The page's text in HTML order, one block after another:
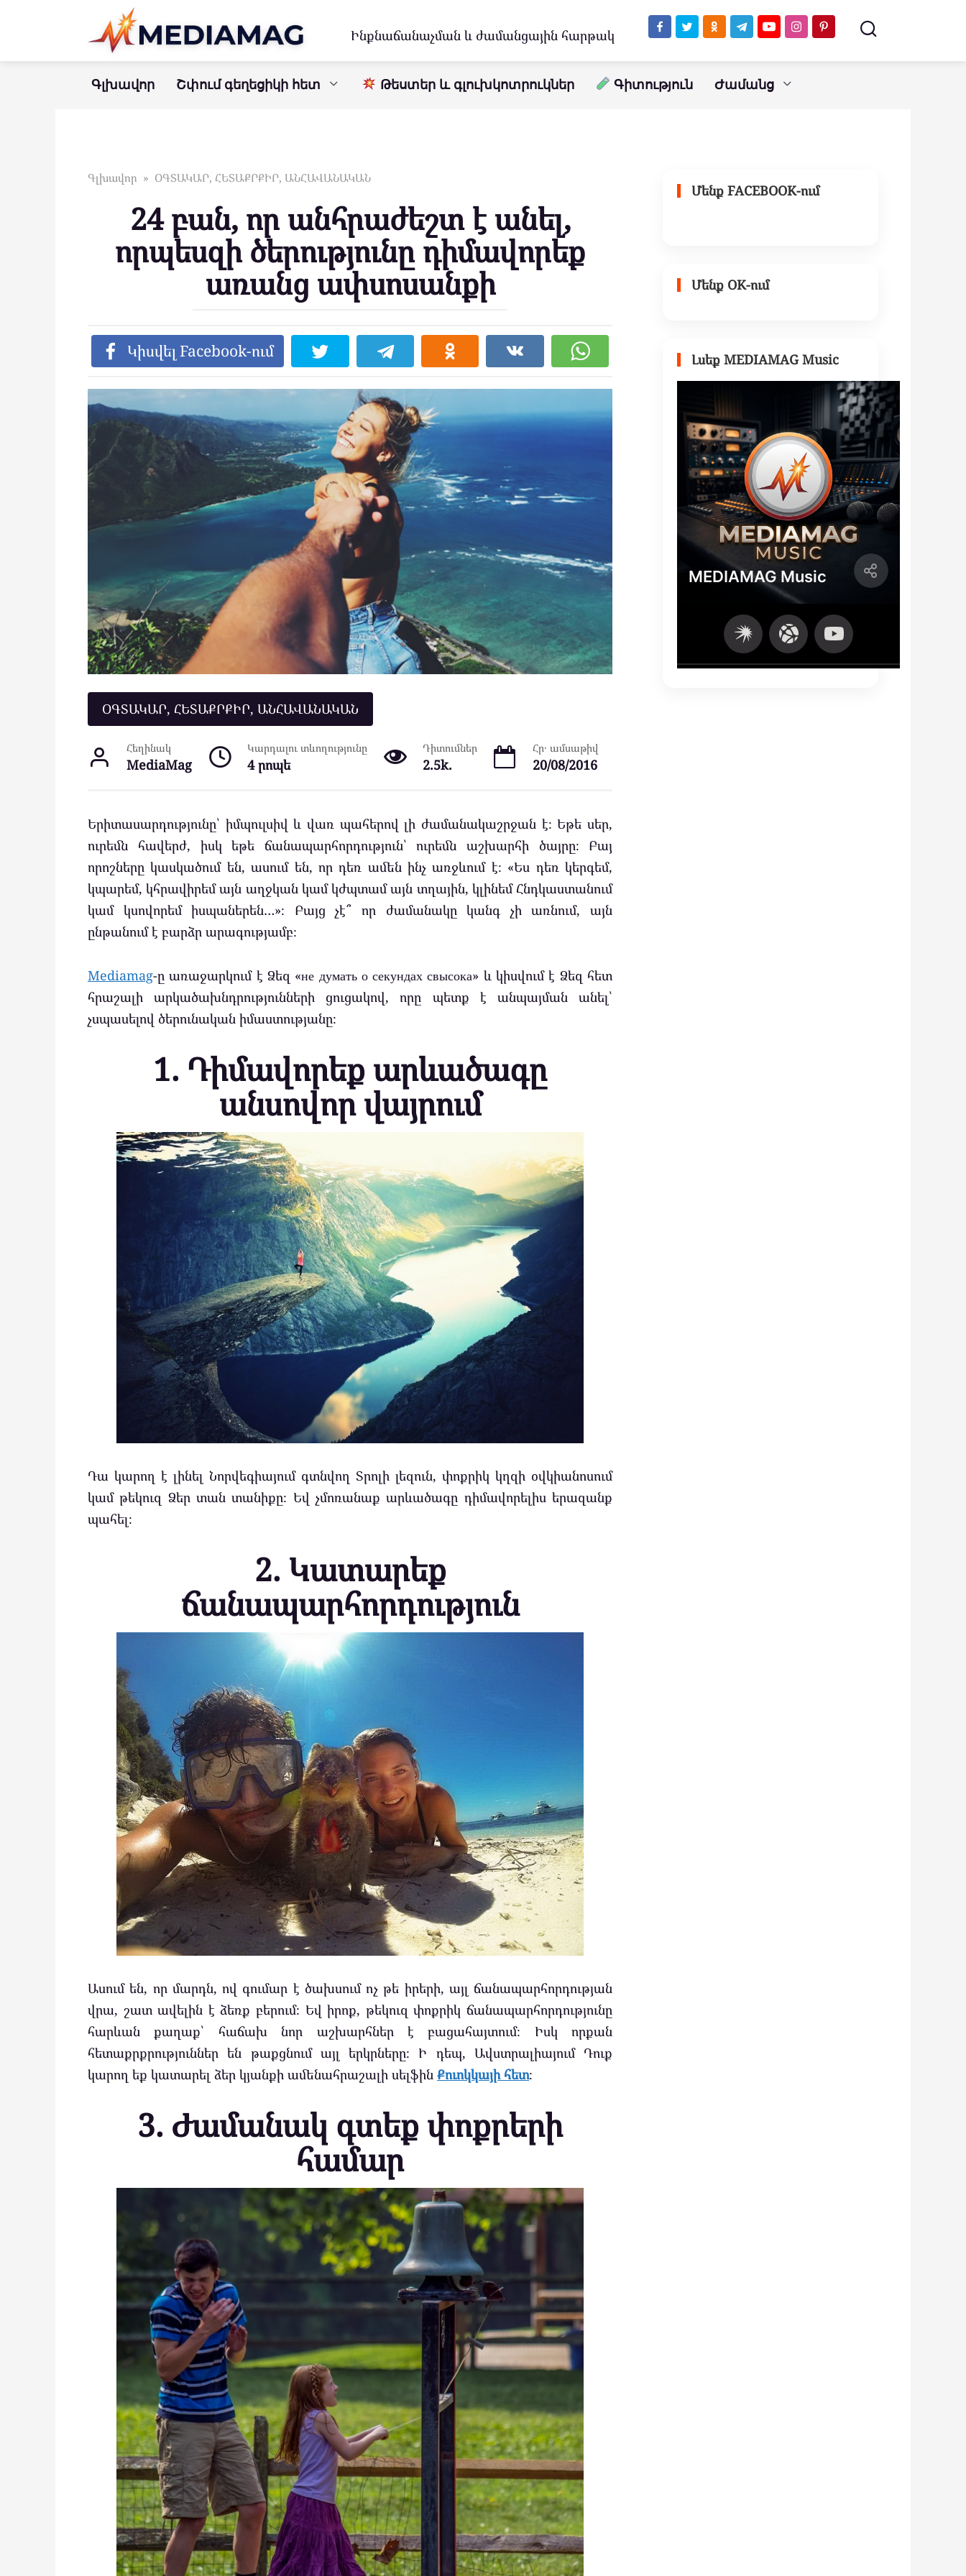
Ինքնաճանաչման և ժամանցային հարթակ
Գլխավոր Շփում գեղեցիկի հետ Թեստեր և գլուխկոտրուկներ Գիտություն Ժամանց
Գլխավոր » ՕԳՏԱԿԱՐ, ՀԵՏԱՔՐՔԻՐ, ԱՆՀԱՎԱՆԱԿԱՆ
24 բան, որ անհրաժեշտ է անել,
որպեսզի ծերությունը դիմավորեք
առանց ափսոսանքի
Կիսվել Facebook-ում
ՕԳՏԱԿԱՐ, ՀԵՏԱՔՐՔԻՐ, ԱՆՀԱՎԱՆԱԿԱՆ
Հեղինակ
MediaMag
Կարդալու տևողությունը
4 րոպե
Դիտումներ
2.5k.
Հր․ ամսաթիվ
20/08/2016
Երիտասարդությունը՝ իմպուլսիվ և վառ պահերով լի ժամանակաշրջան է։ Եթե սեր,
ուրեմն հավերժ, իսկ եթե ճանապարհորդություն՝ ուրեմն աշխարհի ծայրը։ Բայ
որոշները կասկածում են, ասում են, որ դեռ ամեն ինչ առջևում է։ «Ես դեռ կերգեմ,
կպարեմ, կհրավիրեմ այն աղջկան կամ կժպտամ այն տղային, կլինեմ Հնդկաստանում
կամ կսովորեմ իսպաներեն…»։ Բայց չէ՞ որ ժամանակը կանգ չի առնում, այն
ընթանում է բարձր արագությամբ։
Mediamag-ը առաջարկում է Ձեզ «не думать о секундах свысока» և կիսվում է Ձեզ հետ
հրաշալի արկածախնդրությունների ցուցակով, որը պետք է անպայման անել՝
չսպասելով ծերունական իմաստությանը։
1. Դիմավորեք արևածագը
անսովոր վայրում
Դա կարող է լինել Նորվեգիայում գտնվող Տրոլի լեզուն, փոքրիկ կղզի օվկիանոսում
կամ թեկուզ Ձեր տան տանիքը։ Եվ չմոռանաք արևածագը դիմավորելիս երազանք
պահել։
2. Կատարեք
ճանապարհորդություն
Ասում են, որ մարդն, ով գումար է ծախսում ոչ թե իրերի, այլ ճանապարհորդության
վրա, շատ ավելին է ձեռք բերում։ Եվ իրոք, թեկուզ փոքրիկ ճանապարհորդությունը
հարևան քաղաք՝ հաճախ նոր աշխարհներ է բացահայտում։ Իսկ որքան
հետաքրքրություններ են թաքցնում այլ երկրները։ Ի դեպ, Ավստրալիայում Դուք
կարող եք կատարել ձեր կյանքի ամենահրաշալի սելֆին Քուոկկայի հետ։
3. Ժամանակ գտեք փոքրերի
համար
Մենք FACEBOOK-ում
Մենք OK-ում
Լսեք MEDIAMAG Music